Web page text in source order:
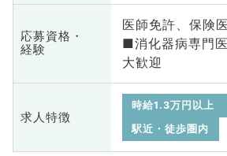
応募資格・
経験
医師免許、保険
■消化器病専門
大歓迎
求人特徴
時給1.3万円以上
駅近・徒歩圏内